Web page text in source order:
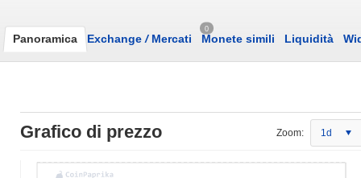
Panoramica Exchange /Mercati
0
Monete simili Liquidità
Grafico di prezzo Zoom: 1d